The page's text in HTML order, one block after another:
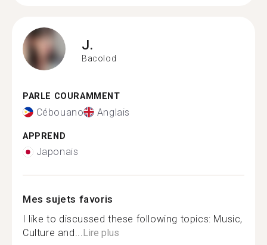
J.
Bacolod
PARLE COURAMMENT
Cébouano Anglais
APPREND
Japonais
Mes sujets favoris
I like to discussed these following topics: Music,
Culture and...Lire plus